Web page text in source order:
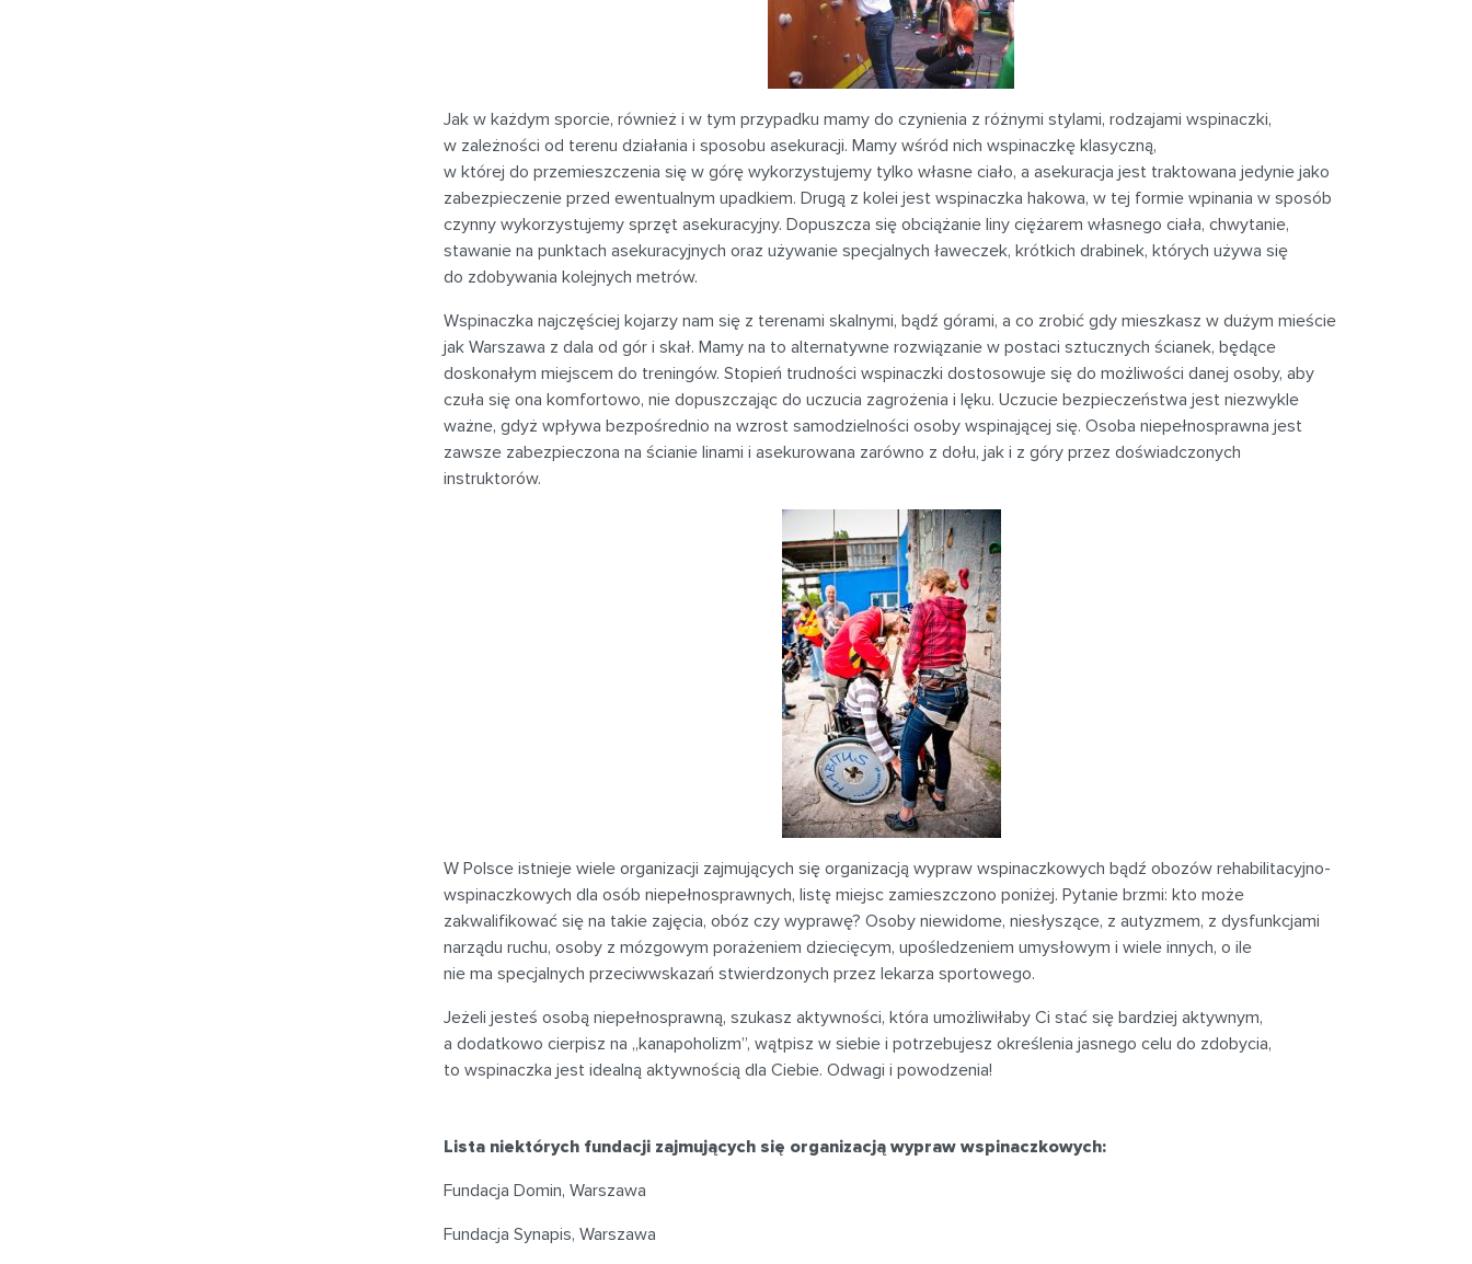
Jak w każdym sporcie, również i w tym przypadku mamy do czynienia z różnymi stylami, rodzajami wspinaczki,
w zależności od terenu działania i sposobu asekuracji. Mamy wśród nich wspinaczkę klasyczną,
w której do przemieszczenia się w górę wykorzystujemy tylko własne ciało, a asekuracja jest traktowana jedynie jako
zabezpieczenie przed ewentualnym upadkiem. Drugą z kolei jest wspinaczka hakowa, w tej formie wpinania w sposób
czynny wykorzystujemy sprzęt asekuracyjny. Dopuszcza się obciążanie liny ciężarem własnego ciała, chwytanie,
stawanie na punktach asekuracyjnych oraz używanie specjalnych ławeczek, krótkich drabinek, których używa się
do zdobywania kolejnych metrów.
Wspinaczka najczęściej kojarzy nam się z terenami skalnymi, bądź górami, a co zrobić gdy mieszkasz w dużym mieście
jak Warszawa z dala od gór i skał. Mamy na to alternatywne rozwiązanie w postaci sztucznych ścianek, będące
doskonałym miejscem do treningów. Stopień trudności wspinaczki dostosowuje się do możliwości danej osoby, aby
czuła się ona komfortowo, nie dopuszczając do uczucia zagrożenia i lęku. Uczucie bezpieczeństwa jest niezwykle
ważne, gdyż wpływa bezpośrednio na wzrost samodzielności osoby wspinającej się. Osoba niepełnosprawna jest
zawsze zabezpieczona na ścianie linami i asekurowana zarówno z dołu, jak i z góry przez doświadczonych
instruktorów.
W Polsce istnieje wiele organizacji zajmujących się organizacją wypraw wspinaczkowych bądź obozów rehabilitacyjno-
wspinaczkowych dla osób niepełnosprawnych, listę miejsc zamieszczono poniżej. Pytanie brzmi: kto może
zakwalifikować się na takie zajęcia, obóz czy wyprawę? Osoby niewidome, niesłyszące, z autyzmem, z dysfunkcjami
narządu ruchu, osoby z mózgowym porażeniem dziecięcym, upośledzeniem umysłowym i wiele innych, o ile
nie ma specjalnych przeciwwskazań stwierdzonych przez lekarza sportowego.
Jeżeli jesteś osobą niepełnosprawną, szukasz aktywności, która umożliwiłaby Ci stać się bardziej aktywnym,
a dodatkowo cierpisz na „kanapoholizm”, wątpisz w siebie i potrzebujesz określenia jasnego celu do zdobycia,
to wspinaczka jest idealną aktywnością dla Ciebie. Odwagi i powodzenia!
Lista niektórych fundacji zajmujących się organizacją wypraw wspinaczkowych:
Fundacja Domin, Warszawa
Fundacja Synapis, Warszawa